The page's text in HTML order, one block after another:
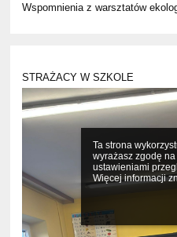
Ta strona
wyrażasz zgodę
ustawieniami
Więcej informacji
Wspomnienia z warsztatów
STRAŻACY W SZKOLE